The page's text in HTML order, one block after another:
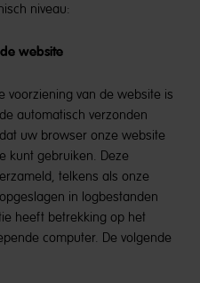
niveau:
website
voorziening van de website is
automatisch verzonden
uw browser onze website
kunt gebruiken. Deze
telkens als onze
in logbestanden
heeft betrekking op het
computer. De volgende